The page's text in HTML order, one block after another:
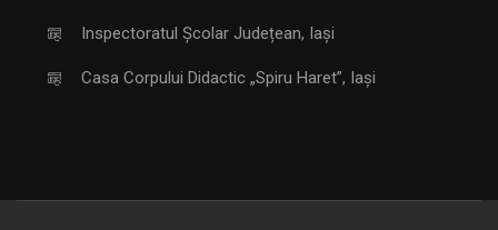
Inspectoratul Școlar Județean, Iași
Casa Corpului Didactic „Spiru Haret”, Iași